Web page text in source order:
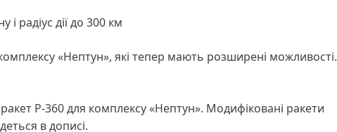
радіус дії до 300 км
«Нептун», які тепер мають розширені можливості.
Р-360 для комплексу «Нептун». Модифіковані ракети
в дописі.